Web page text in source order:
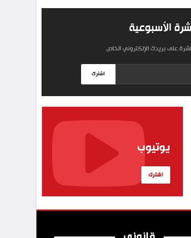
الأسبوعية
على بريدك الإلكتروني الخاص
اشترك
يوتيوب
اشترك